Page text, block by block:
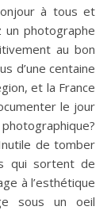
un photographe
au bon
d’une centaine
et la France
le jour
de tomber
qui sortent de
à l’esthétique
sous un oeil